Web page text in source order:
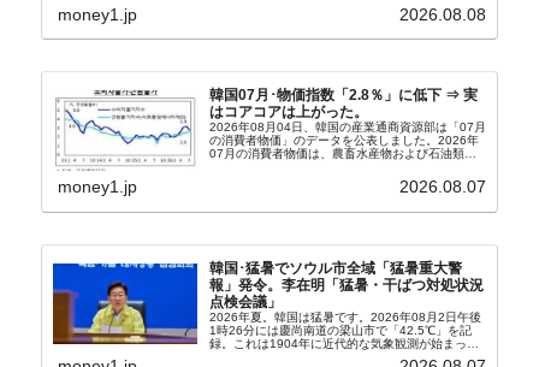
『朝鮮日報』に面白い記事が出ています。「東西南
money1.jp 2026.08.08
韓国07月･物価指数「2.8％」に低下 ⇒ 実
はコアコアは上がった。
2026年08月04日、韓国の産業通商資源部は「07月
の消費者物価」のデータを公表しました。2026年
07月の消費者物価は、農畜水産物および石油類の
2.8％上昇（06月は3.2％）となり、上昇率は前...
money1.jp 2026.08.07
韓国･猛暑でソウル市全域「猛暑重大警
報」発令。李在明「猛暑・干ばつ対処状況
点検会議」
2026年夏。韓国は猛暑です。2026年08月2日午後
1時26分には慶尚南道の梁山市で「42.5℃」を記
録。これは1904年に近代的な気象観測が始まって